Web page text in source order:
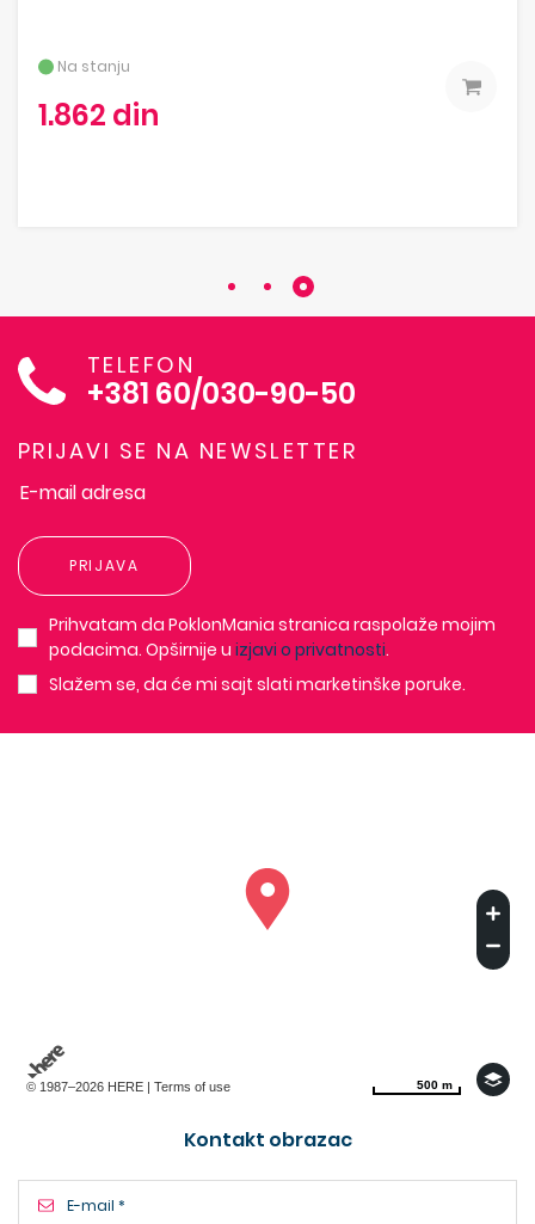
Na stanju
1.862 din
TELEFON
+381 60/030-90-50
PRIJAVI SE NA NEWSLETTER
PRIJAVA
Prihvatam da PoklonMania stranica raspolaže mojim
podacima. Opširnije u izjavi o privatnosti.
Slažem se, da će mi sajt slati marketinške poruke.
© 1987–2026 HERE | Terms of use 500 m
500 m
Kontakt obrazac